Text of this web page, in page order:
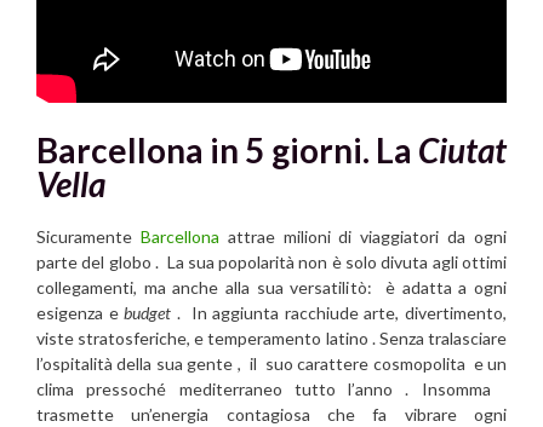
Barcellona in 5 giorni. La Ciutat
Vella
Sicuramente Barcellona attrae milioni di viaggiatori da ogni
parte del globo . La sua popolarità non è solo divuta agli ottimi
collegamenti, ma anche alla sua versatilitò: è adatta a ogni
esigenza ebudget . In aggiunta racchiude arte, divertimento,
viste stratosferiche, e temperamento latino . Senza tralasciare
l’ospitalità della sua gente , il suo carattere cosmopolita e un
clima pressoché mediterraneo tutto l’anno . Insomma
trasmette un’energia contagiosa che fa vibrare ogni